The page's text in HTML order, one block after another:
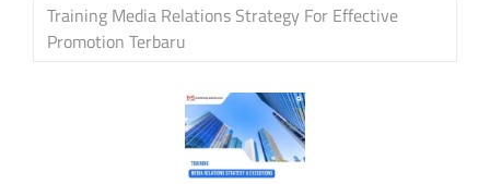
Training Media Relations Strategy For Effective
Promotion Terbaru